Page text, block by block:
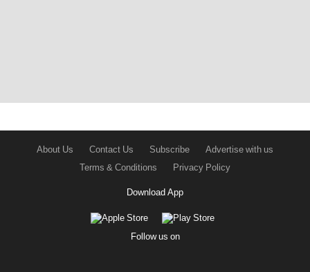
About Us Contact Us Subscribe
Advertise with us
Terms & Conditions
Privacy Policy
Download App
Follow us on